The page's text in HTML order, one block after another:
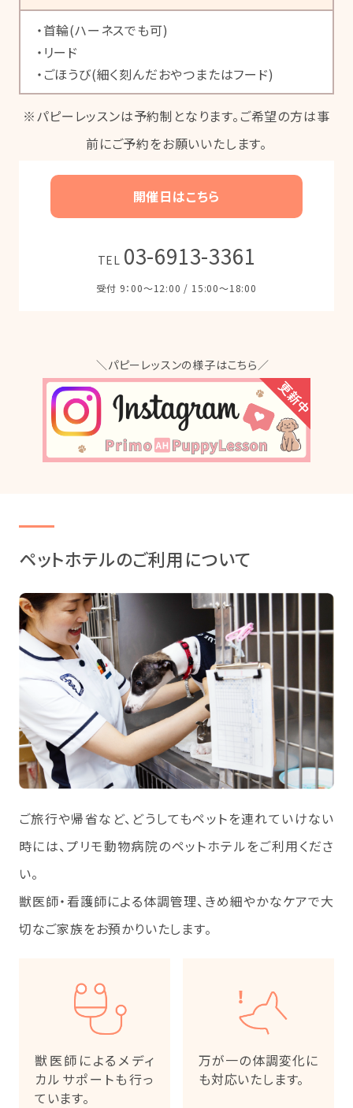
・首輪(ハーネスでも可)
・リード
・ごほうび(細く刻んだおやつまたはフード)
※パピーレッスンは予約制となります。ご希望の方は事
前にご予約をお願いいたします。
開催日はこちら
TEL 03-6913-3361
受付 9：00〜12:00 / 15:00〜18:00
ペットホテルのご利用について
ご旅行や帰省など、どうしてもペットを連れていけない
時には、プリモ動物病院のペットホテルをご利用くださ
い。
獣医師・看護師による体調管理、きめ細やかなケアで大
切なご家族をお預かりいたします。
獣医師によるメディ
カルサポートも行っ
ています。
万が一の体調変化に
も対応いたします。